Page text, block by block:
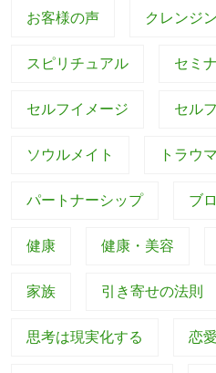
お客様の声 クレンジ
スピリチュアル セミ
セルフイメージ セル
ソウルメイト トラウ
パートナーシップ ブ
健康 健康・美容
家族 引き寄せの法則
思考は現実化する 恋